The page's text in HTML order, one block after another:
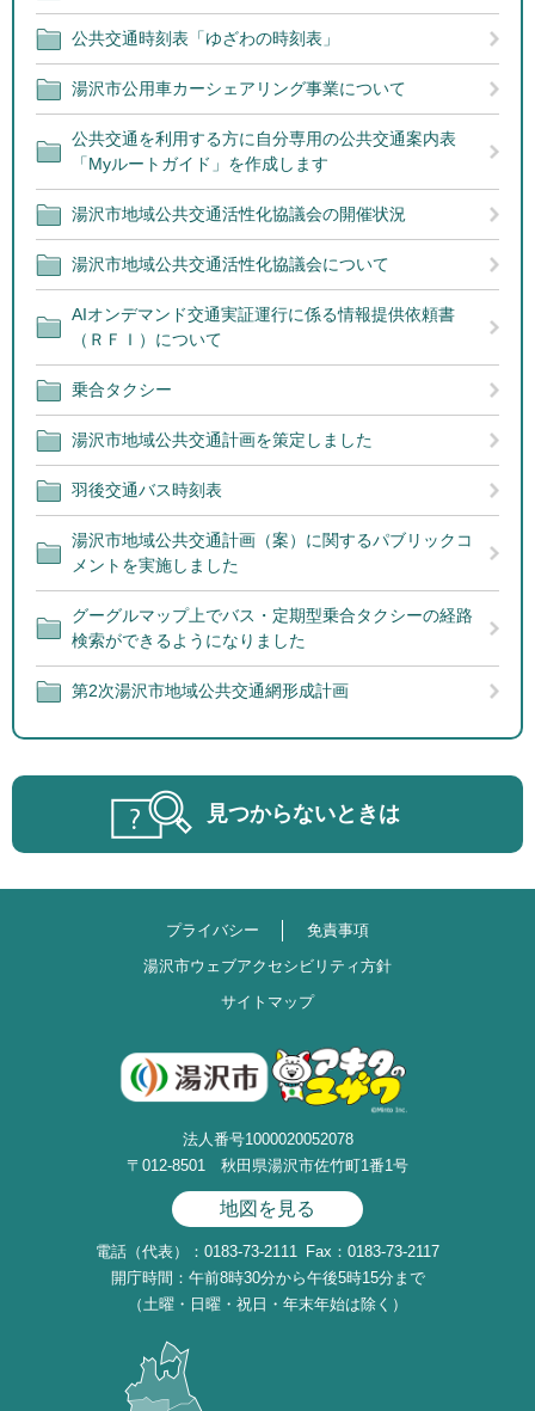
公共交通時刻表「ゆざわの時刻表」
湯沢市公用車カーシェアリング事業について
公共交通を利用する方に自分専用の公共交通案内表
「Myルートガイド」を作成します
湯沢市地域公共交通活性化協議会の開催状況
湯沢市地域公共交通活性化協議会について
AIオンデマンド交通実証運行に係る情報提供依頼書
（ＲＦＩ）について
乗合タクシー
湯沢市地域公共交通計画を策定しました
羽後交通バス時刻表
湯沢市地域公共交通計画（案）に関するパブリックコ
メントを実施しました
グーグルマップ上でバス・定期型乗合タクシーの経路
検索ができるようになりました
第2次湯沢市地域公共交通網形成計画
見つからないときは
プライバシー
免責事項
湯沢市ウェブアクセシビリティ方針
サイトマップ
法人番号1000020052078
〒012-8501 秋田県湯沢市佐竹町1番1号
地図を見る
電話（代表）：0183-73-2111 Fax：0183-73-2117
開庁時間：午前8時30分から午後5時15分まで
（土曜・日曜・祝日・年末年始は除く）